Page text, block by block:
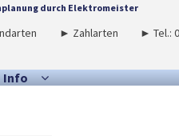
durch Elektromeister
► Zahlarten ► Tel.: